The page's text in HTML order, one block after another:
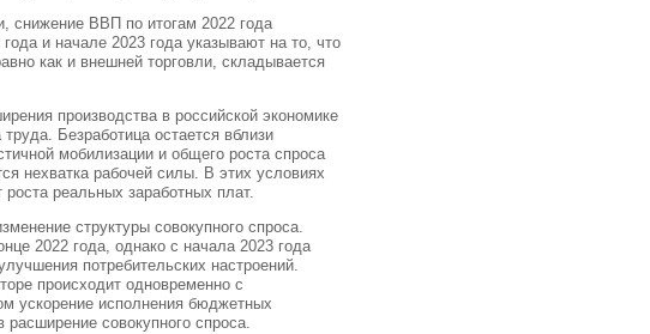
снижение ВВП по итогам 2022 года
и начале 2023 года указывают на то, что
как и внешней торговли, складывается
производства в российской экономике
Безработица остается вблизи
мобилизации и общего роста спроса
нехватка рабочей силы. В этих условиях
роста реальных заработных плат.
структуры совокупного спроса.
2022 года, однако с начала 2023 года
потребительских настроений.
происходит одновременно с
ускорение исполнения бюджетных
совокупного спроса.